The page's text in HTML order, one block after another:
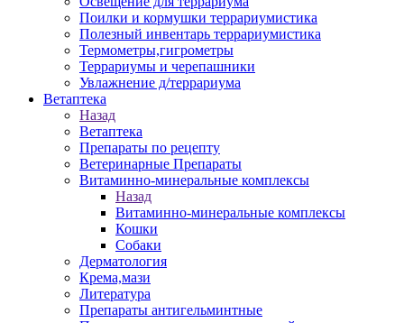
Поилки и кормушки террариумистика
Полезный инвентарь террариумистика
Термометры,гигрометры
Террариумы и черепашники
Увлажнение д/террариума
Ветаптека
Назад
Ветаптека
Препараты по рецепту
Ветеринарные Препараты
Витаминно-минеральные комплексы
Назад
Витаминно-минеральные комплексы
Кошки
Собаки
Дерматология
Крема,мази
Литература
Препараты антигельминтные